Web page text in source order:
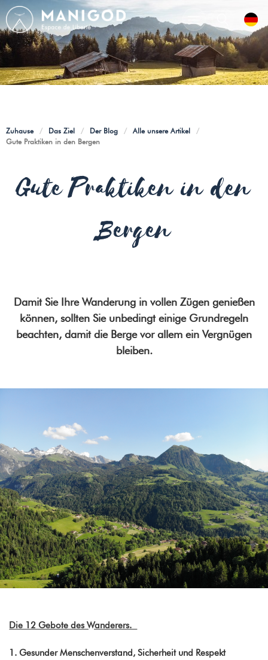
Zuhause / Das Ziel / Der Blog / Alle unsere Artikel
/
Gute Praktiken in den Bergen
Gute Praktiken in den
Bergen
Damit Sie Ihre Wanderung in vollen Zügen genießen
können, sollten Sie unbedingt einige Grundregeln
beachten, damit die Berge vor allem ein Vergnügen
bleiben.
Die 12 Gebote des Wanderers.
1. Gesunder Menschenverstand, Sicherheit und Respekt